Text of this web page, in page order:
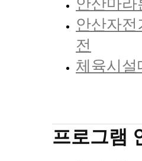
안산마라
안산자전
전
체육시설
프로그램